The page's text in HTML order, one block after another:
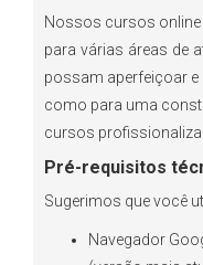
Nossos cursos
para várias áreas de
possam aperfeiçoar
como para uma
cursos
Pré-requisitos
Sugerimos que você
Navegador